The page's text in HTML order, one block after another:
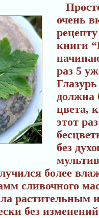
очень
книги
раз 5
должна
цвета,
этот
без
более
сливочного
растительным
без